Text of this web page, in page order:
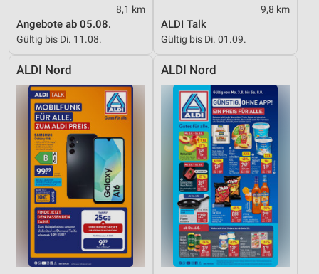
8,1 km
Angebote ab 05.08.
Gültig bis Di. 11.08.
9,8 km
ALDI Talk
Gültig bis Di. 01.09.
ALDI Nord ALDI Nord